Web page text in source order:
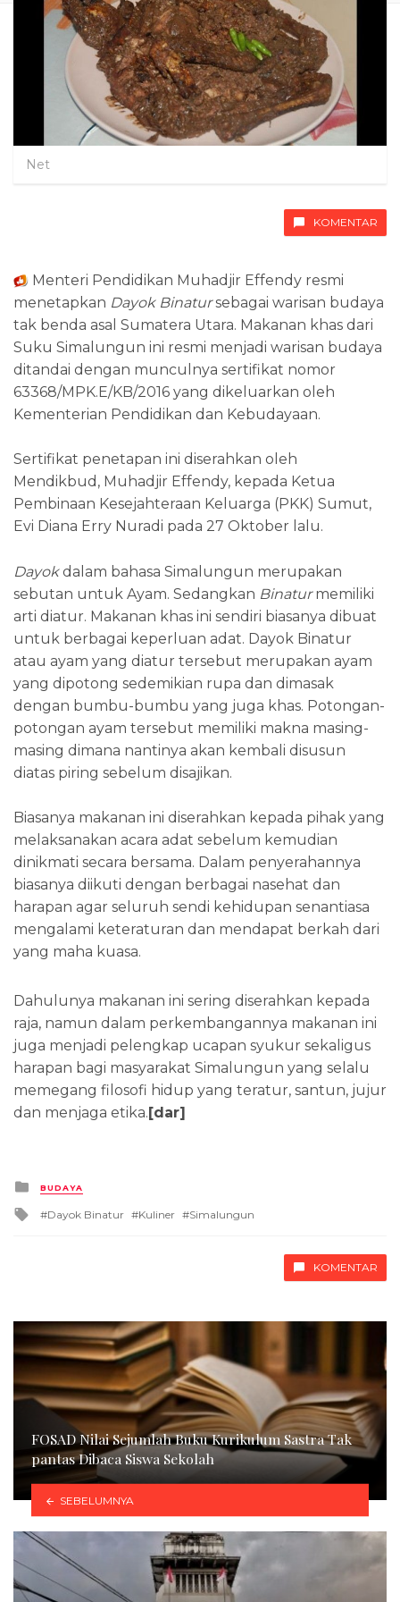
Net
KOMENTAR
Menteri Pendidikan Muhadjir Effendy resmi
menetapkan Dayok Binatursebagai warisan budaya
tak benda asal Sumatera Utara. Makanan khas dari
Suku Simalungun ini resmi menjadi warisan budaya
ditandai dengan munculnya sertifikat nomor
63368/MPK.E/KB/2016 yang dikeluarkan oleh
Kementerian Pendidikan dan Kebudayaan.
Sertifikat penetapan ini diserahkan oleh
Mendikbud, Muhadjir Effendy, kepada Ketua
Pembinaan Kesejahteraan Keluarga (PKK) Sumut,
Evi Diana Erry Nuradi pada 27 Oktober lalu.
Dayokdalam bahasa Simalungun merupakan
sebutan untuk Ayam. Sedangkan Binaturmemiliki
arti diatur. Makanan khas ini sendiri biasanya dibuat
untuk berbagai keperluan adat. Dayok Binatur
atau ayam yang diatur tersebut merupakan ayam
yang dipotong sedemikian rupa dan dimasak
dengan bumbu-bumbu yang juga khas. Potongan-
potongan ayam tersebut memiliki makna masing-
masing dimana nantinya akan kembali disusun
diatas piring sebelum disajikan.
Biasanya makanan ini diserahkan kepada pihak yang
melaksanakan acara adat sebelum kemudian
dinikmati secara bersama. Dalam penyerahannya
biasanya diikuti dengan berbagai nasehat dan
harapan agar seluruh sendi kehidupan senantiasa
mengalami keteraturan dan mendapat berkah dari
yang maha kuasa.
Dahulunya makanan ini sering diserahkan kepada
raja, namun dalam perkembangannya makanan ini
juga menjadi pelengkap ucapan syukur sekaligus
harapan bagi masyarakat Simalungun yang selalu
memegang filosofi hidup yang teratur, santun, jujur
dan menjaga etika. [dar]
Posted
in
BUDAYA
Tagged
Dayok Binatur Kuliner Simalungun
KOMENTAR
FOSAD Nilai Sejumlah Buku Kurikulum Sastra Tak
pantas Dibaca Siswa Sekolah
SEBELUMNYA